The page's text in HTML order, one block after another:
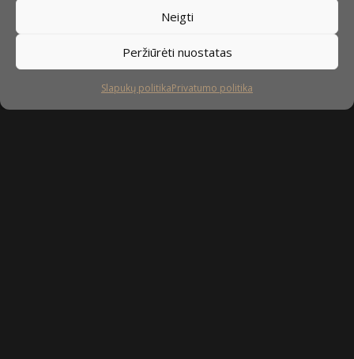
Neigti
Peržiūrėti nuostatas
Slapukų politikaPrivatumo politika
stumdomomis durimis, svetainės baldus, miegamojo baldus,
prieškambario baldus, vaikų kambario baldus, vonios baldus,
taip pat – komodas, stalus ir įvairius kitus nestandartinius
korpusinius baldus.